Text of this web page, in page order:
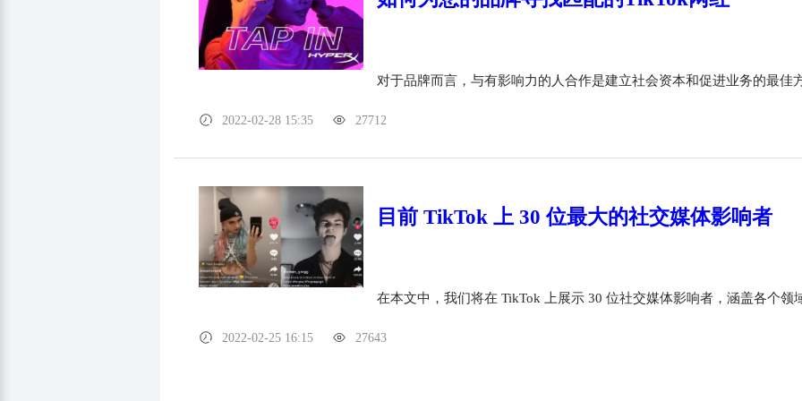
对于品牌而言，与有影响力的人合作是建立社会资本和促进业务的最佳
2022-02-28 15:35 27712
目前 TikTok 上 30 位最大的社交媒体影响者
在本文中，我们将在 TikTok 上展示 30 位社交媒体影响者，涵盖各个领
2022-02-25 16:15 27643